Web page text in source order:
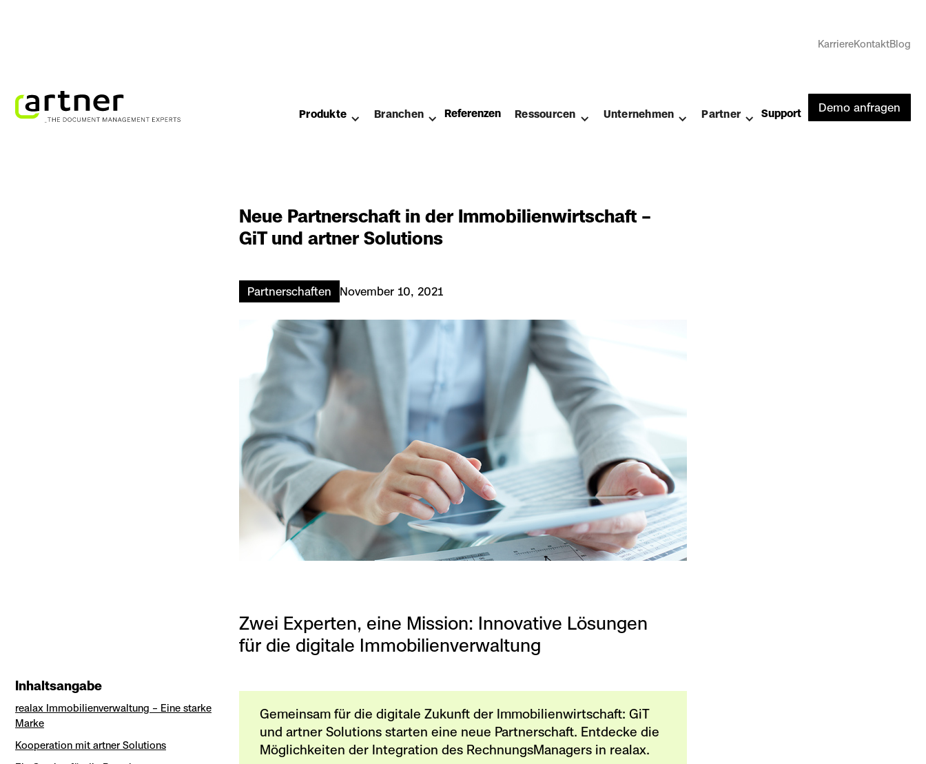
KarriereKontaktBlog
Produkte Branchen Referenzen Ressourcen Unternehmen Partner Support Demo anfragen
Neue Partnerschaft in der Immobilienwirtschaft –
GiT und artner Solutions
Partnerschaften November 10, 2021
Zwei Experten, eine Mission: Innovative Lösungen
für die digitale Immobilienverwaltung
Inhaltsangabe
realax Immobilienverwaltung – Eine starke
Marke
Kooperation mit artner Solutions
Gemeinsam für die digitale Zukunft der Immobilienwirtschaft: GiT
und artner Solutions starten eine neue Partnerschaft. Entdecke die
Möglichkeiten der Integration des RechnungsManagers in realax.